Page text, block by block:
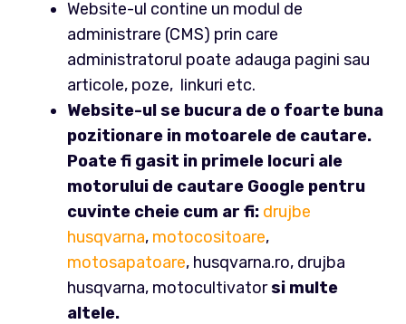
Website-ul contine un modul de
administrare (CMS) prin care
administratorul poate adauga pagini sau
articole, poze, linkuri etc.
Website-ul se bucura de o foarte buna
pozitionare in motoarele de cautare.
Poate fi gasit in primele locuri ale
motorului de cautare Google pentru
cuvinte cheie cum ar fi: drujbe
husqvarna, motocositoare,
motosapatoare, husqvarna.ro, drujba
husqvarna, motocultivatorsi multe
altele.